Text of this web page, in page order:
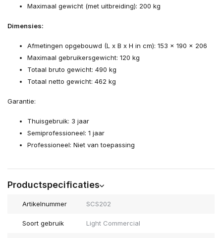
Maximaal gewicht (met uitbreiding): 200 kg
Dimensies:
Afmetingen opgebouwd (L x B x H in cm): 153 x 190 x 206
Maximaal gebruikersgewicht: 120 kg
Totaal bruto gewicht: 490 kg
Totaal netto gewicht: 462 kg
Garantie:
Thuisgebruik: 3 jaar
Semiprofessioneel: 1 jaar
Professioneel: Niet van toepassing
Productspecificaties
Artikelnummer SCS202
Soort gebruik Light Commercial